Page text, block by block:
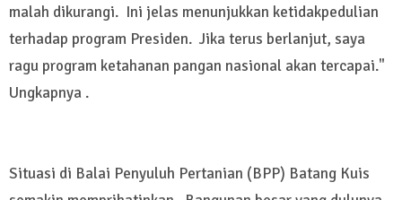
malah dikurangi. Ini jelas menunjukkan ketidakpedulian
terhadap program Presiden. Jika terus berlanjut, saya
ragu program ketahanan pangan nasional akan tercapai."
Ungkapnya .
Situasi di Balai Penyuluh Pertanian (BPP) Batang Kuis